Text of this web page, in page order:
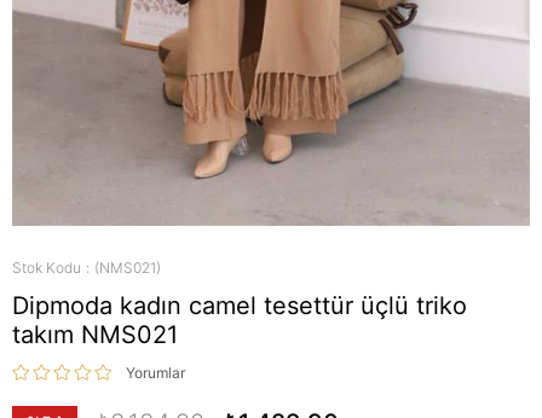
Stok Kodu (NMS021)
Dipmoda kadın camel tesettür üçlü triko
takım NMS021
Yorumlar